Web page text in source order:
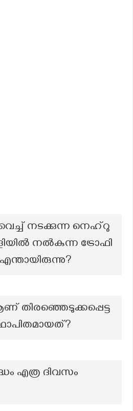
നടക്കുന്ന നെഹ്റു
നൽകുന്ന ട്രോഫി
തിരഞ്ഞെടുക്കപ്പെട്ട
എത്ര ദിവസം